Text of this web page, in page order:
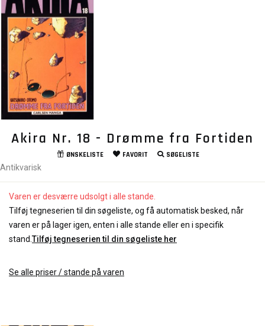
Akira Nr. 18 - Drømme fra Fortiden
ØNSKELISTE FAVORIT SØGELISTE
Antikvarisk
Varen er desværre udsolgt i alle stande.
Tilføj tegneserien til din søgeliste, og få automatisk besked, når
varen er på lager igen, enten i alle stande eller en i specifik
stand. Tilføj tegneserien til din søgeliste her
Se alle priser / stande på varen